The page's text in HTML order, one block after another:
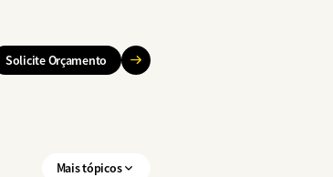
Solicite Orçamento
Mais tópicos